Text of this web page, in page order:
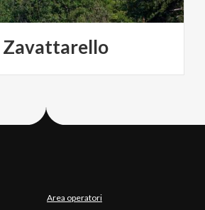
Zavattarello
Area operatori